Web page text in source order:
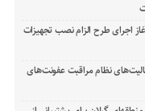
اجرای طرح الزام نصب تجهیزات
نظام مراقبت عفونت‌های